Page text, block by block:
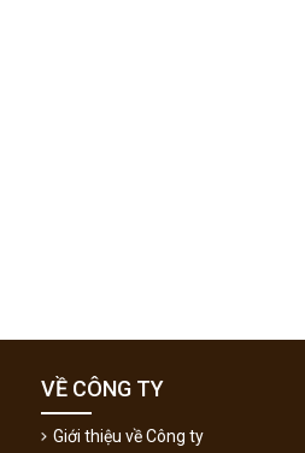
VỀ CÔNG TY
Giới thiệu về Công ty